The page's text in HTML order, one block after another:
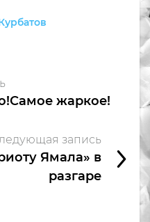
жаркое!
запись
Ямала» в
разгаре